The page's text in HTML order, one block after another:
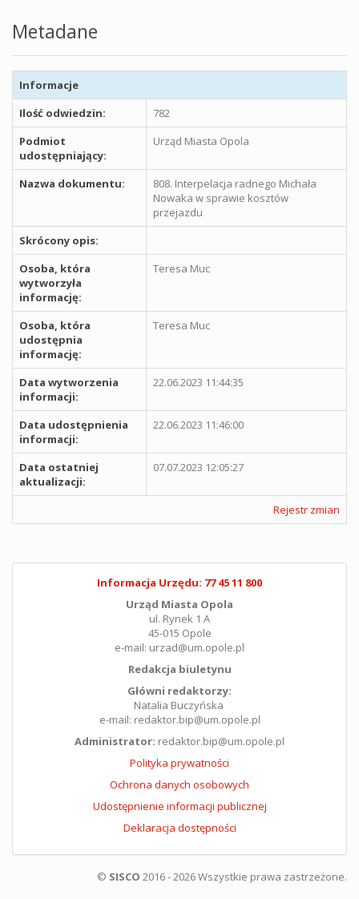
Metadane
Informacje
Ilość odwiedzin:
782
Podmiot
udostępniający:
Urząd Miasta Opola
Nazwa dokumentu:
808. Interpelacja radnego Michała
Nowaka w sprawie kosztów
przejazdu
Skrócony opis:
Osoba, która
wytworzyła
informację:
Teresa Muc
Osoba, która
udostępnia
informację:
Teresa Muc
Data wytworzenia
informacji:
22.06.2023 11:44:35
Data udostępnienia
informacji:
22.06.2023 11:46:00
Data ostatniej
aktualizacji:
07.07.2023 12:05:27
Rejestr zmian
Informacja Urzędu: 77 45 11 800
Urząd Miasta Opola
ul. Rynek 1 A
45-015 Opole
e-mail: urzad@um.opole.pl
Redakcja biuletynu
Główni redaktorzy:
Natalia Buczyńska
e-mail: redaktor.bip@um.opole.pl
Administrator: redaktor.bip@um.opole.pl
Polityka prywatności
Ochrona danych osobowych
Udostępnienie informacji publicznej
Deklaracja dostępności
© SISCO 2016 - 2026 Wszystkie prawa zastrzeżone.